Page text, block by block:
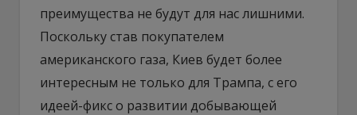
преимущества не будут для нас лишними.
Поскольку став покупателем
американского газа, Киев будет более
интересным не только для Трампа, с его
идеей-фикс о развитии добывающей